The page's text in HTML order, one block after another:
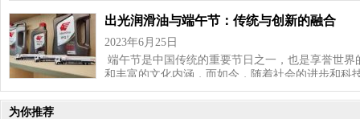
出光润滑油与端午节：传统与创新的融合
2023年6月25日
端午节是中国传统的重要节日之一，也是享誉世
和丰富的文化内涵，而如今，随着社会的进步和科
为你推荐